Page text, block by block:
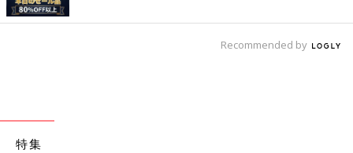
Recommended by
特集